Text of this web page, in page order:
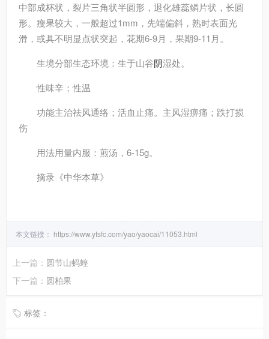
中部成杯状，裂片三角状半圆形，退化雄蕊鳞片状，长圆
形。瘦果较大，一般超过1mm，先端偏斜，熟时表面光
滑，或具不明显点状突起，花期6-9月，果期9-11月。
生境分部生态环境：生于山谷阴湿处。
性味辛；性温
功能主治祛风通络；活血止痛。主风湿痹痛；跌打损
伤
用法用量内服：煎汤，6-15g。
摘录 《中华本草》
本文链接： https://www.ytsfc.com/yao/yaocai/11053.html
上一篇： 圆节山蚂蝗
下一篇： 圆柏果
标签：